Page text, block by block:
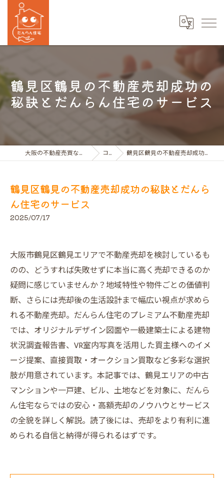
鶴見区鶴見の不動産売却成功の
秘訣とだんらん住宅のサービス
大阪の不動産売買ならだんらん住宅株式会社 コラム 鶴見区鶴見の不動産売却成功の秘訣とだんらん住宅のサービス
鶴見区鶴見の不動産売却成功の秘訣とだんら
ん住宅のサービス
2025/07/17
大阪市鶴見区鶴見エリアで不動産売却を検討しているも
のの、どうすれば失敗せずに本当に高く売却できるのか
疑問に感じていませんか？地域特性や物件ごとの価値判
断、さらには売却後の生活設計まで幅広い視点が求めら
れる不動産売却。だんらん住宅のプレミアム不動産売却
では、オリジナルデザイン図面や一級建築士による建物
状況調査報告書、VR室内写真を活用した買主様へのイメ
ージ提案、直接買取・オークション買取など多彩な選択
肢が用意されています。本記事では、鶴見エリアの中古
マンションや一戸建、ビル、土地などを対象に、だんら
ん住宅ならではの安心・高額売却のノウハウとサービス
の全貌を詳しく解説。読了後には、売却をより有利に進
められる自信と納得が得られるはずです。